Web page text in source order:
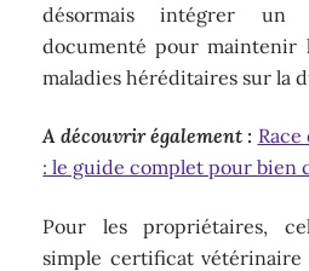
désormais intégrer un
documenté pour maintenir
maladies héréditaires sur la
A découvrir également :
: le guide complet pour bien
Pour les propriétaires,
simple certificat vétérinaire